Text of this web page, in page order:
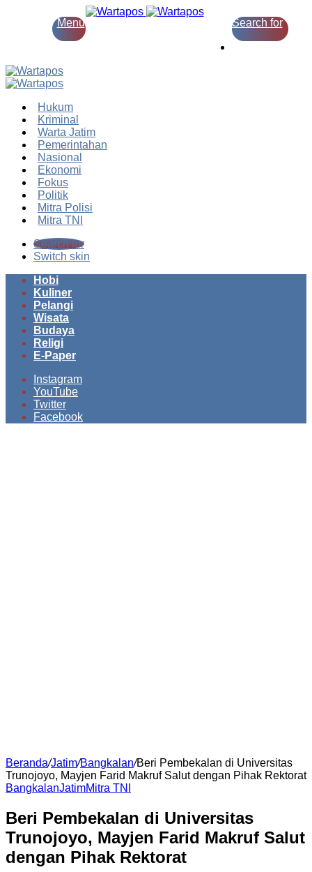
Menu Search for
Hukum
Kriminal
Warta Jatim
Pemerintahan
Nasional
Ekonomi
Fokus
Politik
Mitra Polisi
Mitra TNI
Search for
Switch skin
Hobi
Kuliner
Pelangi
Wisata
Budaya
Religi
E-Paper
Instagram
YouTube
Twitter
Facebook
Beranda/Jatim/Bangkalan/Beri Pembekalan di Universitas
Trunojoyo, Mayjen Farid Makruf Salut dengan Pihak Rektorat
BangkalanJatimMitra TNI
Beri Pembekalan di Universitas
Trunojoyo, Mayjen Farid Makruf Salut
dengan Pihak Rektorat